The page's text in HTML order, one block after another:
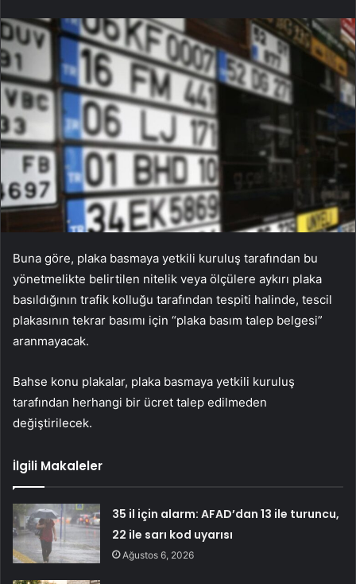
Buna göre, plaka basmaya yetkili kuruluş tarafından bu
yönetmelikte belirtilen nitelik veya ölçülere aykırı plaka
basıldığının trafik kolluğu tarafından tespiti halinde, tescil
plakasının tekrar basımı için “plaka basım talep belgesi”
aranmayacak.
Bahse konu plakalar, plaka basmaya yetkili kuruluş
tarafından herhangi bir ücret talep edilmeden
değiştirilecek.
İlgili Makaleler
35 il için alarm: AFAD’dan 13 ile turuncu,
22 ile sarı kod uyarısı
Ağustos 6, 2026